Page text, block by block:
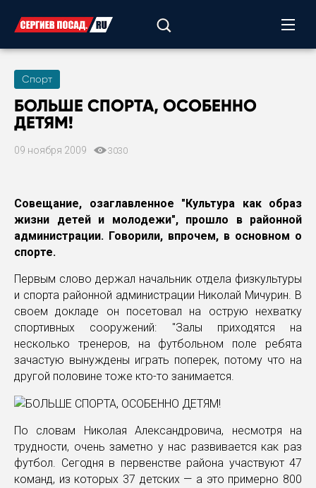
Спорт
БОЛЬШЕ СПОРТА, ОСОБЕННО
ДЕТЯМ!
09 ноября 2009 3030
Совещание, озаглавленное "Культура как образ
жизни детей и молодежи", прошло в районной
администрации. Говорили, впрочем, в основном о
спорте.
Первым слово держал начальник отдела физкультуры
и спорта районной администрации Николай Мичурин. В
своем докладе он посетовал на острую нехватку
спортивных сооружений: "Залы приходятся на
несколько тренеров, на футбольном поле ребята
зачастую вынуждены играть поперек, потому что на
другой половине тоже кто-то занимается.
По словам Николая Александровича, несмотря на
трудности, очень заметно у нас развивается как раз
футбол. Сегодня в первенстве района участвуют 47
команд, из которых 37 детских — а это примерно 800